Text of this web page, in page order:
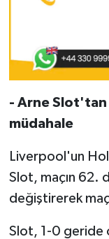
- Arne
müdahale
Liverpool'un
Slot, maçın 62.
değiştirerek
Slot, 1-0 geride